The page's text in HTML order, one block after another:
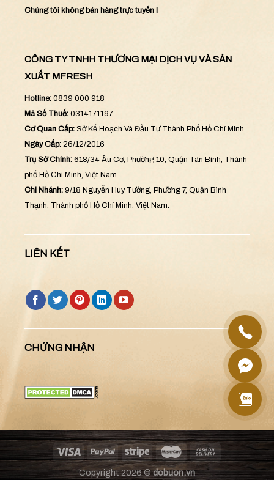
Chúng tôi không bán hàng trực tuyến !
CÔNG TY TNHH THƯƠNG MẠI DỊCH VỤ VÀ SẢN
XUẤT MFRESH
Hotline: 0839 000 918
Mã Số Thuế: 0314171197
Cơ Quan Cấp: Sở Kế Hoạch Và Đầu Tư Thành Phố Hồ Chí Minh.
Ngày Cấp: 26/12/2016
Trụ Sở Chính: 618/34 Âu Cơ, Phường 10, Quận Tân Bình, Thành
phố Hồ Chí Minh, Việt Nam.
Chi Nhánh: 9/18 Nguyễn Huy Tưởng, Phường 7, Quận Bình
Thạnh, Thành phố Hồ Chí Minh, Việt Nam.
LIÊN KẾT
CHỨNG NHẬN
Copyright 2026 ©dobuon.vn